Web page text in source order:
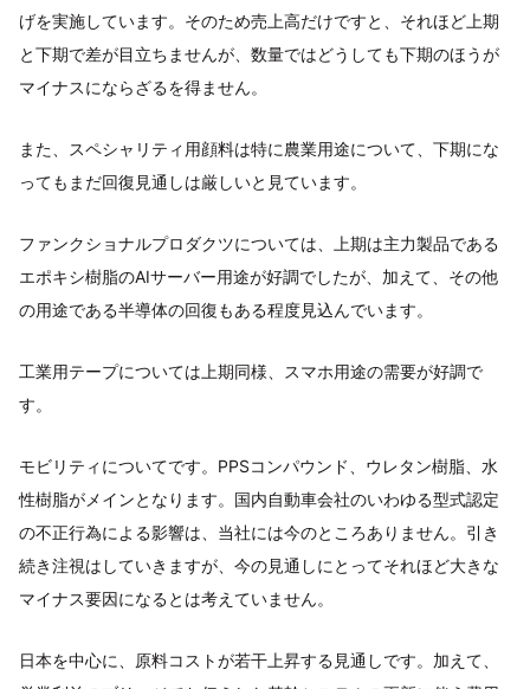
げを実施しています。そのため売上高だけですと、それほど上期
と下期で差が目立ちませんが、数量ではどうしても下期のほうが
マイナスにならざるを得ません。
また、スペシャリティ用顔料は特に農業用途について、下期にな
ってもまだ回復見通しは厳しいと見ています。
ファンクショナルプロダクツについては、上期は主力製品である
エポキシ樹脂のAIサーバー用途が好調でしたが、加えて、その他
の用途である半導体の回復もある程度見込んでいます。
工業用テープについては上期同様、スマホ用途の需要が好調で
す。
モビリティについてです。PPSコンパウンド、ウレタン樹脂、水
性樹脂がメインとなります。国内自動車会社のいわゆる型式認定
の不正行為による影響は、当社には今のところありません。引き
続き注視はしていきますが、今の見通しにとってそれほど大きな
マイナス要因になるとは考えていません。
日本を中心に、原料コストが若干上昇する見通しです。加えて、